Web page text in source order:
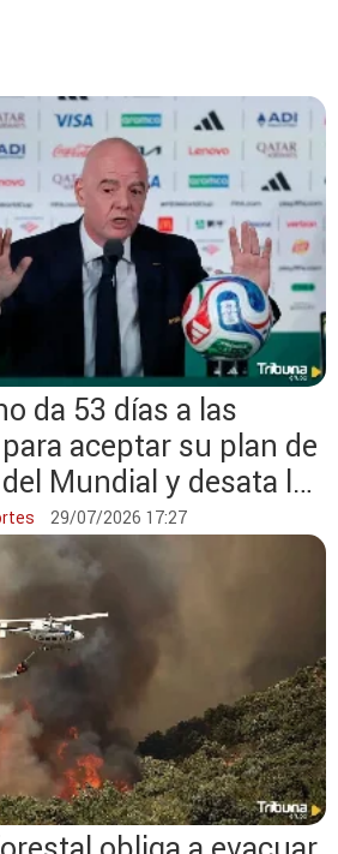
da 53 días a las
aceptar su plan de
Mundial y desata la
polémica
29/07/2026 17:27